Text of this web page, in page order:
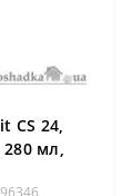
CS 24,
280 мл,